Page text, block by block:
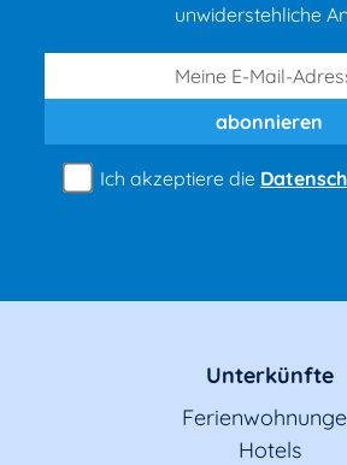
unwiderstehliche
abonnieren
Ich akzeptiere die
Unterkünfte
Hotels